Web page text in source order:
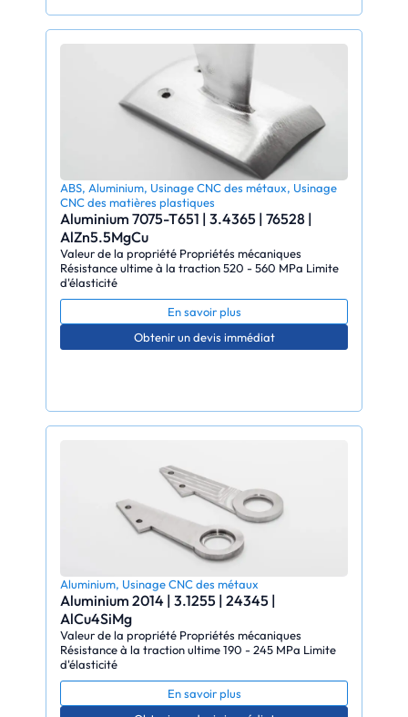
ABS, Aluminium, Usinage CNC des métaux, Usinage
CNC des matières plastiques
Aluminium 7075-T651 | 3.4365 | 76528 |
AlZn5.5MgCu
Valeur de la propriété Propriétés mécaniques
Résistance ultime à la traction 520 - 560 MPa Limite
d'élasticité
En savoir plus
Obtenir un devis immédiat
Aluminium, Usinage CNC des métaux
Aluminium 2014 | 3.1255 | 24345 |
AlCu4SiMg
Valeur de la propriété Propriétés mécaniques
Résistance à la traction ultime 190 - 245 MPa Limite
d'élasticité
En savoir plus